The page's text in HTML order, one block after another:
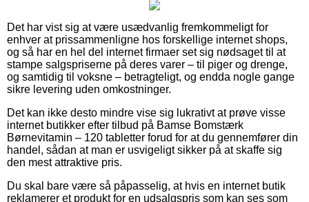
Det har vist sig at være usædvanlig fremkommeligt for
enhver at prissammenligne hos forskellige internet shops,
og så har en hel del internet firmaer set sig nødsaget til at
stampe salgspriserne på deres varer – til piger og drenge,
og samtidig til voksne – betragteligt, og endda nogle gange
sikre levering uden omkostninger.
Det kan ikke desto mindre vise sig lukrativt at prøve visse
internet butikker efter tilbud på Bamse Bomstærk
Børnevitamin – 120 tabletter forud for at du gennemfører din
handel, sådan at man er usvigeligt sikker på at skaffe sig
den mest attraktive pris.
Du skal bare være så påpasselig, at hvis en internet butik
reklamerer et produkt for en udsalgspris som kan ses som